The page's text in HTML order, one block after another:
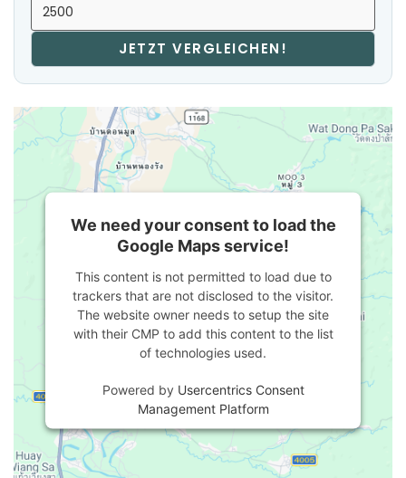
JETZT VERGLEICHEN!
We need your consent to load the
Google Maps service!
This content is not permitted to load due to
trackers that are not disclosed to the visitor.
The website owner needs to setup the site
with their CMP to add this content to the list
of technologies used.
Powered by Usercentrics Consent
Management Platform